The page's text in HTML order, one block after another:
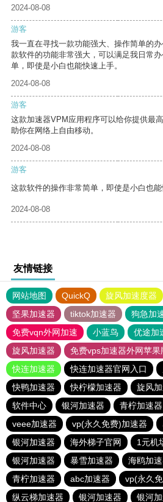
2024-08-08
游客
我一直在寻找一款功能强大、操作简单的
款软件的功能非常强大，可以满足我日常
单，即使是小白也能快速上手。
2024-08-08
游客
这款加速器VPM应用程序可以给你提供最
助你在网络上自由移动。
2024-08-08
游客
这款软件的操作非常简单，即使是小白也能
2024-08-08
友情链接
网站地图 QuickQ 旋风加速度器
坚果加速器
tiktok加速器
狗急加
免费vqn外网加速
小蓝鸟 优途加
旋风加速器
免费vps加速器外网苹果
快连加速器
快连加速器官网入口
快鸭加速器
快柠檬加速器 旋风
软件中心
银河加速器 青柠加速器
veee加速器
vp(永久免费)加速器
银河加速器
海外梯子官网 1元机
银河加速器
暴雪加速器 海鸥加
青柠加速器
abc加速器
vp(永久
纵云梯加速器
银河加速器 银河